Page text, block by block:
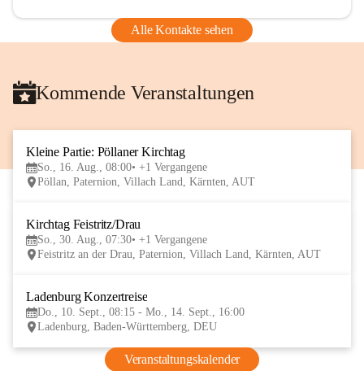
Alle Kontakte sehen
Kommende Veranstaltungen
Kleine Partie: Pöllaner Kirchtag
So., 16. Aug., 08:00 +1 Vergangene
Pöllan, Paternion, Villach Land, Kärnten, AUT
Kirchtag Feistritz/Drau
So., 30. Aug., 07:30 +1 Vergangene
Feistritz an der Drau, Paternion, Villach Land, Kärnten, AUT
Ladenburg Konzertreise
Do., 10. Sept., 08:15 - Mo., 14. Sept., 16:00
Ladenburg, Baden-Württemberg, DEU
Veranstaltungskalender